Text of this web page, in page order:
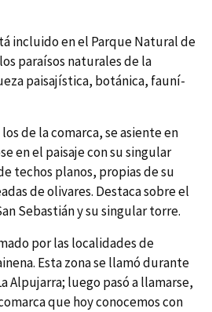
incluido en el Parque Natural de
paraí­sos naturales de la
paisají­stica, botánica, fauní­
de la comarca, se asiente en
en el paisaje con su singular
techos planos, propias de su
de olivares. Destaca sobre el
Sebastián y su singular torre.
por las localidades de
Esta zona se llamó durante
Alpujarra; luego pasó a llamarse,
que hoy conocemos con